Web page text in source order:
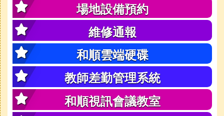
場地設備預約
維修通報
和順雲端硬碟
教師差勤管理系統
和順視訊會議教室